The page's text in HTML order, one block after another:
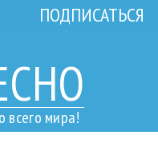
всего мира!
ПОДПИСАТЬСЯ